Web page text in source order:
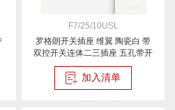
F7/25/10USL
罗格朗开关插座 维翼 陶瓷白 带
双控开关连体二三插座 五孔带开
加入清单